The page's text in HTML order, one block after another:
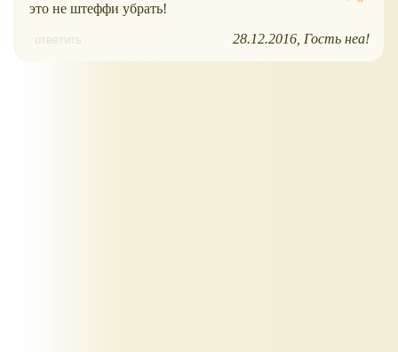
это не штеффи убрать!
ответить 28.12.2016 Гость неа!